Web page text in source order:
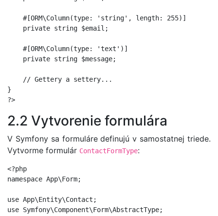
    #[ORM\Column(type: 'string', length: 255)]
    private string $email;
    #[ORM\Column(type: 'text')]
    private string $message;
    // Gettery a settery...
}
2.2 Vytvorenie formulára
V Symfony sa formuláre definujú v samostatnej triede.
Vytvorme formulár ContactFormType:
<?php
namespace App\Form;
use App\Entity\Contact;
use Symfony\Component\Form\AbstractType;